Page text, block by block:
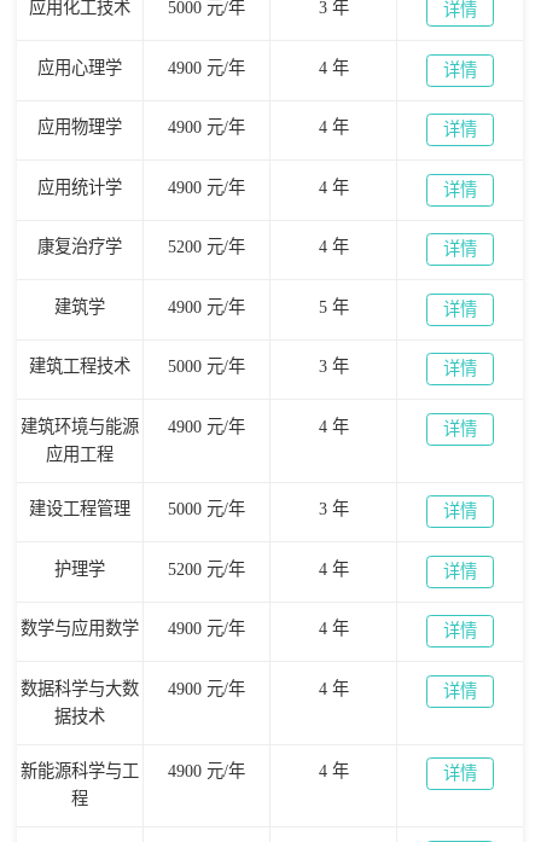
应用化工技术 5000 元/年 3 年 详情
应用心理学 4900 元/年 4 年 详情
应用物理学 4900 元/年 4 年 详情
应用统计学 4900 元/年 4 年 详情
康复治疗学 5200 元/年 4 年 详情
建筑学 4900 元/年 5 年 详情
建筑工程技术 5000 元/年 3 年 详情
建筑环境与能源
应用工程
4900 元/年 4 年 详情
建设工程管理 5000 元/年 3 年 详情
护理学 5200 元/年 4 年 详情
数学与应用数学 4900 元/年 4 年 详情
数据科学与大数
据技术
4900 元/年 4 年 详情
新能源科学与工
程
4900 元/年 4 年 详情